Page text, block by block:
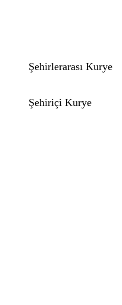
Şehirlerarası Kurye
Şehiriçi Kurye